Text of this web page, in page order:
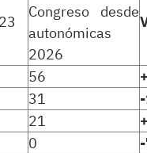
Congreso desde
autonómicas
2026
56
31
21
0